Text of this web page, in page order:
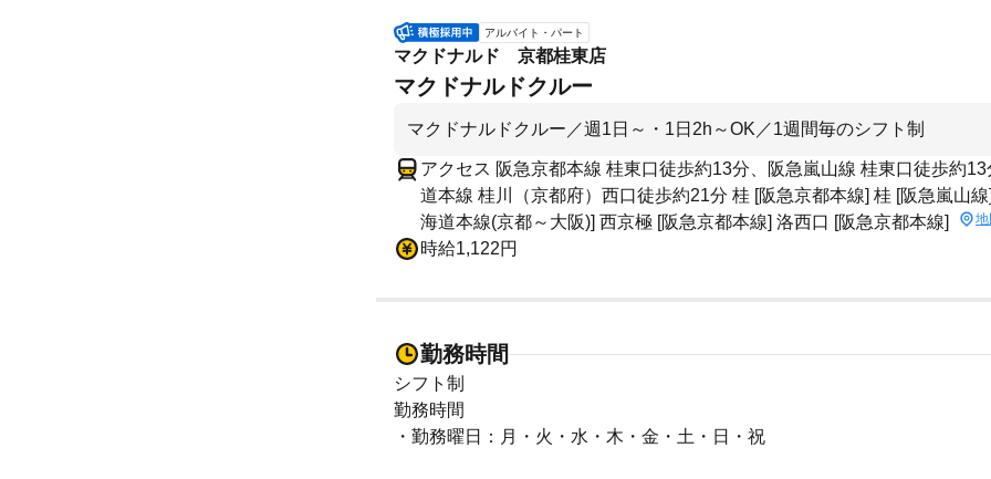
アルバイト・パート
マクドナルド 京都桂東店
マクドナルドクルー
マクドナルドクルー／週1日～・1日2h～OK／1週間毎のシフト制
アクセス 阪急京都本線 桂東口徒歩約13分、阪急嵐山線 桂東口徒歩約
道本線 桂川（京都府）西口徒歩約21分 桂 [阪急京都本線] 桂 [阪急嵐山
海道本線(京都～大阪)] 西京極 [阪急京都本線] 洛西口 [阪急京都本線]
時給1,122円
勤務時間
シフト制
勤務時間
・勤務曜日：月・火・水・木・金・土・日・祝